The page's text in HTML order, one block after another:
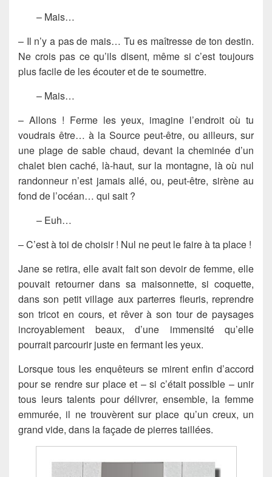
– Mais…
– Il n’y a pas de mais… Tu es maîtresse de ton destin.
Ne crois pas ce qu’ils disent, même si c’est toujours
plus facile de les écouter et de te soumettre.
– Mais…
– Allons ! Ferme les yeux, imagine l’endroit où tu
voudrais être… à la Source peut-être, ou ailleurs, sur
une plage de sable chaud, devant la cheminée d’un
chalet bien caché, là-haut, sur la montagne, là où nul
randonneur n’est jamais allé, ou, peut-être, sirène au
fond de l’océan… qui sait ?
– Euh…
– C’est à toi de choisir ! Nul ne peut le faire à ta place !
Jane se retira, elle avait fait son devoir de femme, elle
pouvait retourner dans sa maisonnette, si coquette,
dans son petit village aux parterres fleuris, reprendre
son tricot en cours, et rêver à son tour de paysages
incroyablement beaux, d’une immensité qu’elle
pourrait parcourir juste en fermant les yeux.
Lorsque tous les enquêteurs se mirent enfin d’accord
pour se rendre sur place et – si c’était possible – unir
tous leurs talents pour délivrer, ensemble, la femme
emmurée, il ne trouvèrent sur place qu’un creux, un
grand vide, dans la façade de pierres taillées.